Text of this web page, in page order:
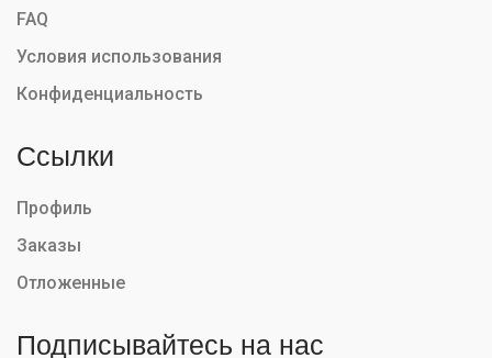
FAQ
Условия использования
Конфиденциальность
Ссылки
Профиль
Заказы
Отложенные
Подписывайтесь на нас